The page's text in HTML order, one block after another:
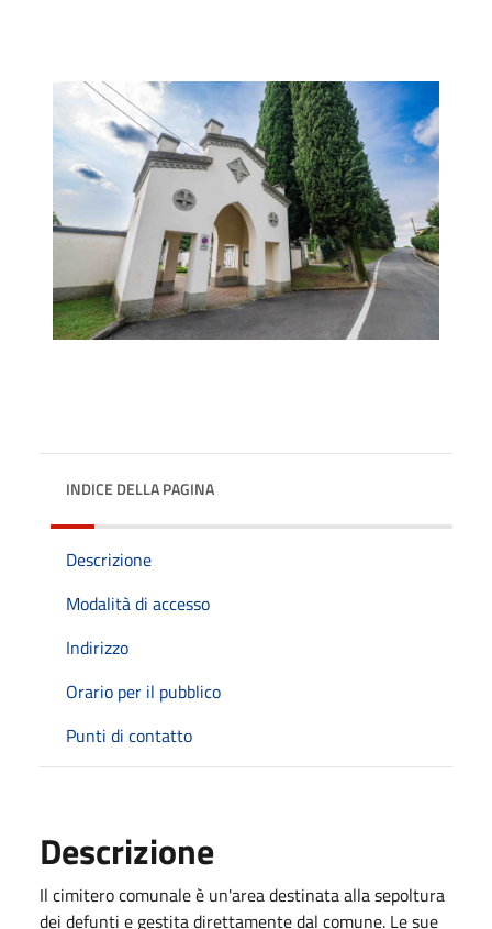
INDICE DELLA PAGINA
Descrizione
Modalità di accesso
Indirizzo
Orario per il pubblico
Punti di contatto
Descrizione
Il cimitero comunale è un'area destinata alla sepoltura
dei defunti e gestita direttamente dal comune. Le sue